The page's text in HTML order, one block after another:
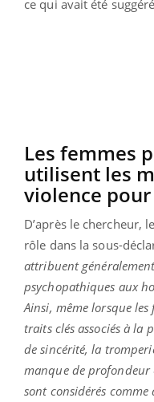
ce qui avait été
Les femmes
utilisent les
violence
D’après le chercheur,
rôle dans la sous-
attribuent
psychopathiques aux
Ainsi, même lorsque
traits clés associés à la
de sincérité, la
manque de profondeur
sont considérés comme